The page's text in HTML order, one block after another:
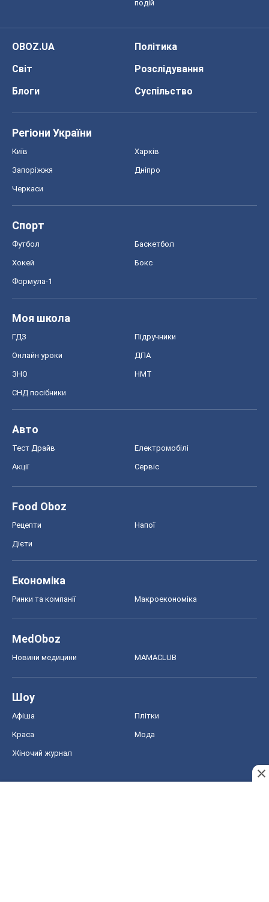
подій
OBOZ.UA
Політика
Світ
Розслідування
Блоги
Суспільство
Регіони України
Київ Харків
Запоріжжя Дніпро
Черкаси
Спорт
Футбол Баскетбол
Хокей Бокс
Формула-1
Моя школа
ГДЗ Підручники
Онлайн уроки ДПА
ЗНО НМТ
СНД посібники
Авто
Тест Драйв Електромобілі
Акції Сервіс
Food Oboz
Рецепти Напої
Дієти
Економіка
Ринки та компанії Макроекономіка
MedOboz
Новини медицини MAMACLUB
Шоу
Афіша Плітки
Краса Мода
Жіночий журнал